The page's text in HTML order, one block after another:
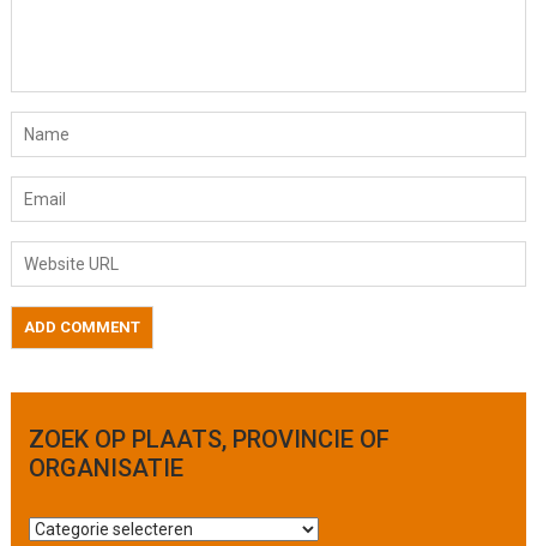
ZOEK OP PLAATS, PROVINCIE OF
ORGANISATIE
Z